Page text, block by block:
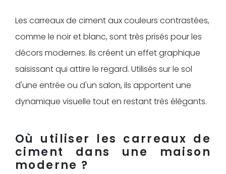
Les carreaux de ciment aux couleurs contrastées,
comme le noir et blanc, sont très prisés pour les
décors modernes. Ils créent un effet graphique
saisissant qui attire le regard. Utilisés sur le sol
d'une entrée ou d'un salon, ils apportent une
dynamique visuelle tout en restant très élégants.
Où utiliser les carreaux de
ciment dans une maison
moderne ?